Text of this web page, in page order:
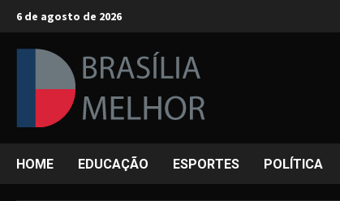
Skip
content
6 de agosto de 2026
HOME EDUCAÇÃO ESPORTES POLÍTICA